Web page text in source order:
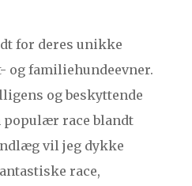
for deres unikke
og familiehundeevner.
og beskyttende
populær race blandt
vil jeg dykke
race,